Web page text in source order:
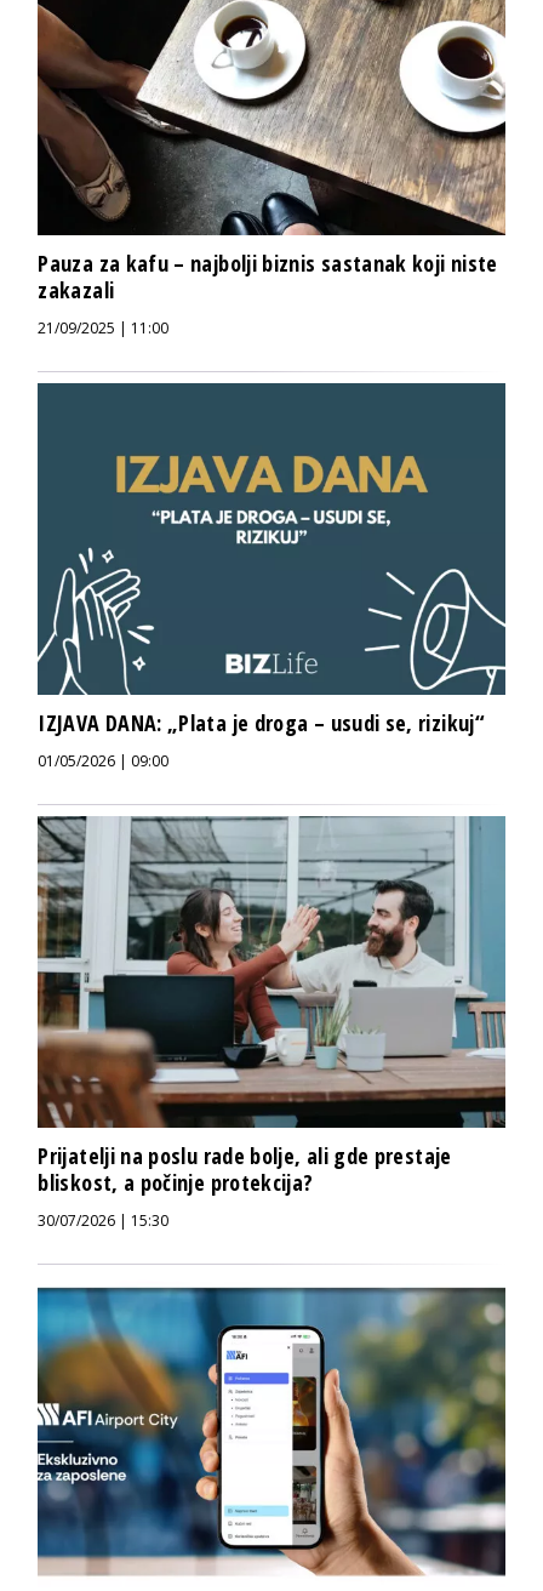
Pauza za kafu – najbolji biznis sastanak koji niste
zakazali
21/09/2025 | 11:00
IZJAVA DANA: „Plata je droga – usudi se, rizikuj“
01/05/2026 | 09:00
Prijatelji na poslu rade bolje, ali gde prestaje
bliskost, a počinje protekcija?
30/07/2026 | 15:30